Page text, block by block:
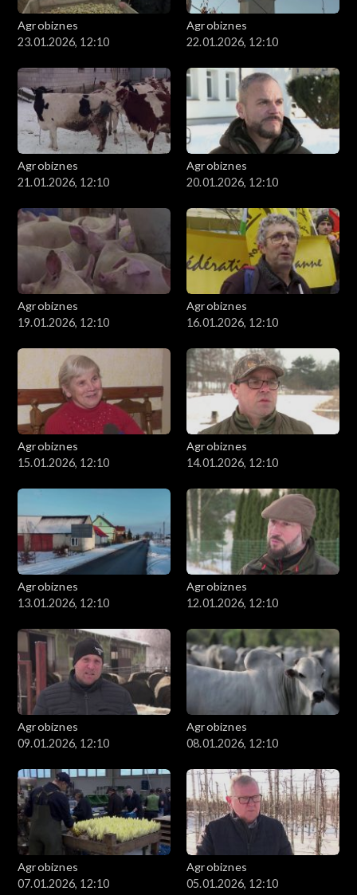
Agrobiznes
23.01.2026, 12:10
Agrobiznes
22.01.2026, 12:10
Agrobiznes
21.01.2026, 12:10
Agrobiznes
20.01.2026, 12:10
Agrobiznes
19.01.2026, 12:10
Agrobiznes
16.01.2026, 12:10
Agrobiznes
15.01.2026, 12:10
Agrobiznes
14.01.2026, 12:10
Agrobiznes
13.01.2026, 12:10
Agrobiznes
12.01.2026, 12:10
Agrobiznes
09.01.2026, 12:10
Agrobiznes
08.01.2026, 12:10
Agrobiznes
07.01.2026, 12:10
Agrobiznes
05.01.2026, 12:10